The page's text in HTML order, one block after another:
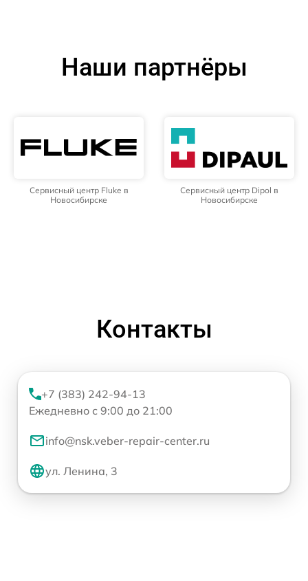
Наши партнёры
Сервисный центр Fluke в
Новосибирске
Сервисный центр Dipol в
Новосибирске
Контакты
+7 (383) 242-94-13
Ежедневно с 9:00 до 21:00
info@nsk.veber-repair-center.ru
ул. Ленина, 3